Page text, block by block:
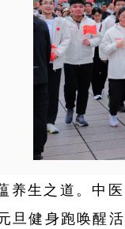
养生之道。中
旦健身跑唤醒